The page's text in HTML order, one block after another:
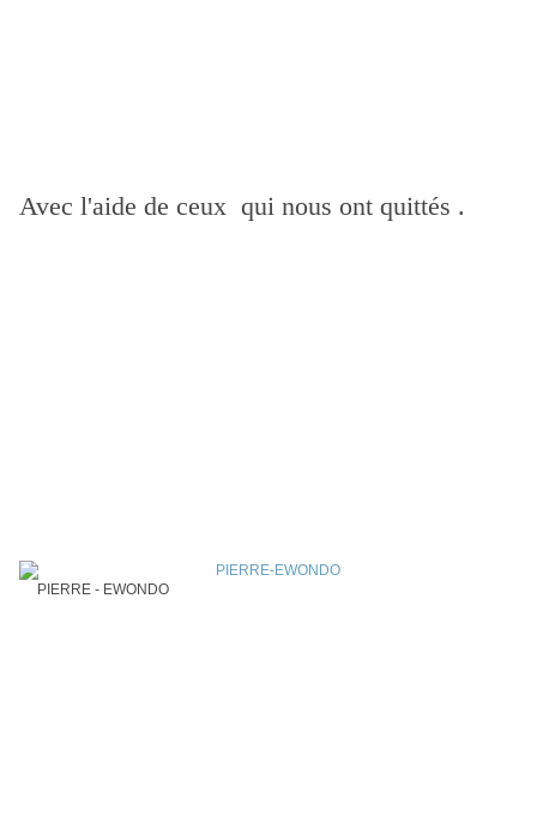
Avec l'aide de ceux qui nous ont quittés .
PIERRE - EWONDO